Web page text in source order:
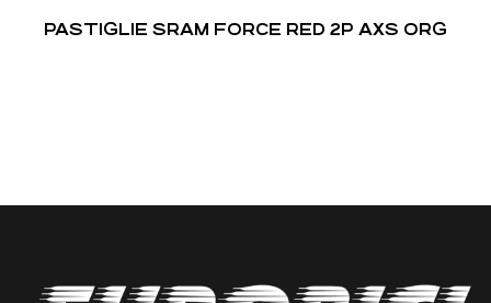
PASTIGLIE SRAM FORCE RED 2P AXS ORG